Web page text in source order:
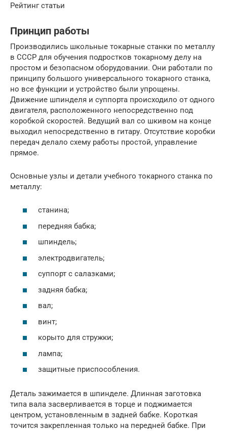
Рейтинг статьи
Принцип работы
Производились школьные токарные cтанки по металлу
в СССР для обучения подростков токарному делу на
простом и безопасном оборудовании. Они работали по
принципу большого универсального токарного станка,
но все функции и устройство были упрощены.
Движение шпинделя и суппорта происходило от одного
двигателя, расположенного непосредственно под
коробкой скоростей. Ведущий вал со шкивом на конце
выходил непосредственно в гитару. Отсутствие коробки
передач делало схему работы простой, управление
прямое.
Основные узлы и детали учебного токарного станка по
металлу:
станина;
передняя бабка;
шпиндель;
электродвигатель;
суппорт с салазками;
задняя бабка;
вал;
винт;
корыто для стружки;
лампа;
защитные приспособления.
Деталь зажимается в шпинделе. Длинная заготовка
типа вала засверливается в торце и поджимается
центром, установленным в задней бабке. Короткая
точится закрепленная только на передней бабке. При